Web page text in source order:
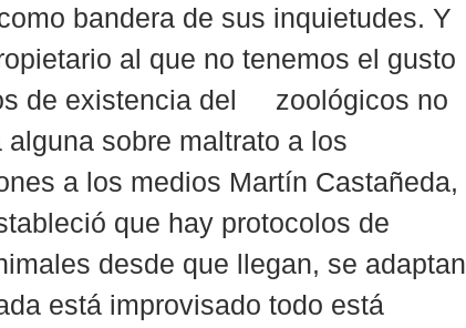
bandera de sus inquietudes. Y
al que no tenemos el gusto
de existencia del     zoológicos no
sobre maltrato a los
a los medios Martín Castañeda,
que hay protocolos de
desde que llegan, se adaptan
está improvisado todo está